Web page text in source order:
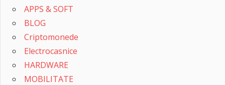
APPS & SOFT
BLOG
Criptomonede
Electrocasnice
HARDWARE
MOBILITATE